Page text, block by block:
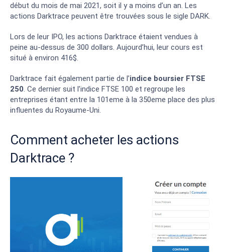
début du mois de mai 2021, soit il y a moins d’un an. Les
actions Darktrace peuvent être trouvées sous le sigle DARK.
Lors de leur IPO, les actions Darktrace étaient vendues à
peine au-dessus de 300 dollars. Aujourd’hui, leur cours est
situé à environ 416$.
Darktrace fait également partie de l’indice boursier FTSE
250 . Ce dernier suit l’indice FTSE 100 et regroupe les
entreprises étant entre la 101eme à la 350eme place des plus
influentes du Royaume-Uni.
Comment acheter les actions
Darktrace ?